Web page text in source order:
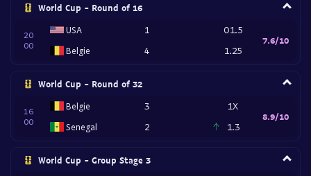
World Cup - Round of 16
20
00
USA
Belgie
1
4
O1.5
1.25
7.6/10
World Cup - Round of 32
16
00
Belgie
Senegal
3
2
1X
1.3
8.9/10
World Cup - Group Stage 3